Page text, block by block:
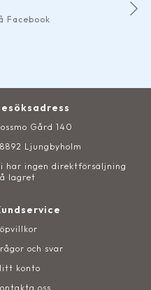
Facebook
Gård 140
Ljungbyholm
har ingen direktförsäljning
lagret
och svar
konto
oss